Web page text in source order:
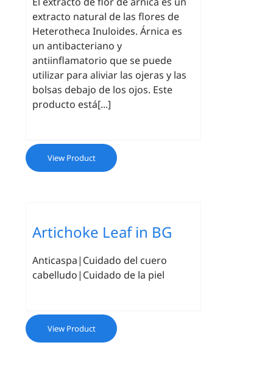
extracto natural de las flores de
Heterotheca Inuloides. Árnica es
un antibacteriano y
antiinflamatorio que se puede
utilizar para aliviar las ojeras y las
bolsas debajo de los ojos. Este
producto está[...]
View Product
Artichoke Leaf in BG
Anticaspa|Cuidado del cuero
cabelludo|Cuidado de la piel
View Product